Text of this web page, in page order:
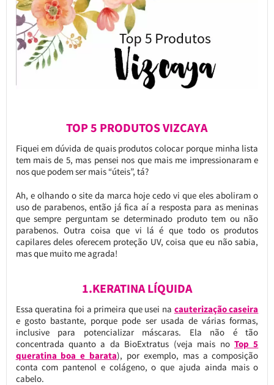
TOP 5 PRODUTOS VIZCAYA
Fiquei em dúvida de quais produtos colocar porque minha lista
tem mais de 5, mas pensei nos que mais me impressionaram e
nos que podem ser mais “úteis”, tá?
Ah, e olhando o site da marca hoje cedo vi que eles aboliram o
uso de parabenos, então já fica aí a resposta para as meninas
que sempre perguntam se determinado produto tem ou não
parabenos. Outra coisa que vi lá é que todo os produtos
capilares deles oferecem proteção UV, coisa que eu não sabia,
mas que muito me agrada!
1.KERATINA LÍQUIDA
Essa queratina foi a primeira que usei na cauterização caseira
e gosto bastante, porque pode ser usada de várias formas,
inclusive para potencializar máscaras. Ela não é tão
concentrada quanto a da BioExtratus (veja mais no Top 5
queratina boa e barata), por exemplo, mas a composição
conta com pantenol e colágeno, o que ajuda ainda mais o
cabelo.